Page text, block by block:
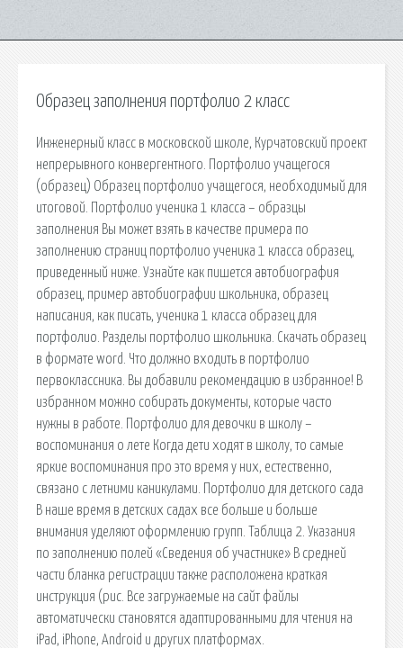
Образец заполнения портфолио 2 класс
Инженерный класс в московской школе, Курчатовский проект
непрерывного конвергентного. Портфолио учащегося
(образец) Образец портфолио учащегося, необходимый для
итоговой. Портфолио ученика 1 класса – образцы
заполнения Вы может взять в качестве примера по
заполнению страниц портфолио ученика 1 класса образец,
приведенный ниже. Узнайте как пишется автобиография
образец, пример автобиографии школьника, образец
написания, как писать, ученика 1 класса образец для
портфолио. Разделы портфолио школьника. Скачать образец
в формате word. Что должно входить в портфолио
первоклассника. Вы добавили рекомендацию в избранное! В
избранном можно собирать документы, которые часто
нужны в работе. Портфолио для девочки в школу –
воспоминания о лете Когда дети ходят в школу, то самые
яркие воспоминания про это время у них, естественно,
связано с летними каникулами. Портфолио для детского сада
В наше время в детских садах все больше и больше
внимания уделяют оформлению групп. Таблица 2. Указания
по заполнению полей «Сведения об участнике» В средней
части бланка регистрации также расположена краткая
инструкция (рис. Все загружаемые на сайт файлы
автоматически становятся адаптированными для чтения на
iPad, iPhone, Android и других платформах.